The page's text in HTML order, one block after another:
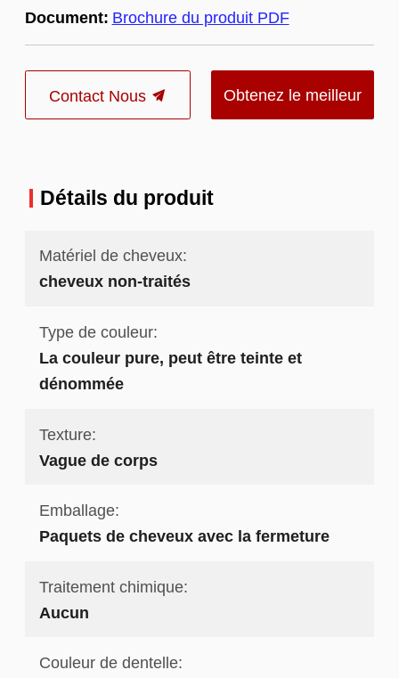
Document: Brochure du produit PDF
Contact Nous Obtenez le meilleur
Détails du produit
Matériel de cheveux:
cheveux non-traités
Type de couleur:
La couleur pure, peut être teinte et
dénommée
Texture:
Vague de corps
Emballage:
Paquets de cheveux avec la fermeture
Traitement chimique:
Aucun
Couleur de dentelle: